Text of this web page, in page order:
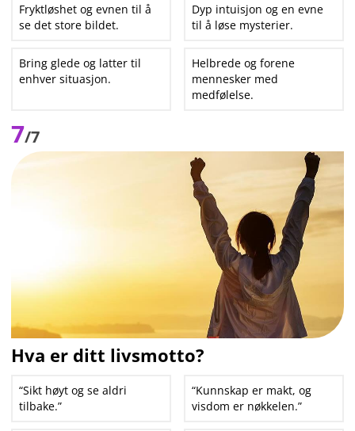
Fryktløshet og evnen til å
se det store bildet.
Dyp intuisjon og en evne
til å løse mysterier.
Bring glede og latter til
enhver situasjon.
Helbrede og forene
mennesker med
medfølelse.
7/7
Hva er ditt livsmotto?
“Sikt høyt og se aldri
tilbake.”
“Kunnskap er makt, og
visdom er nøkkelen.”